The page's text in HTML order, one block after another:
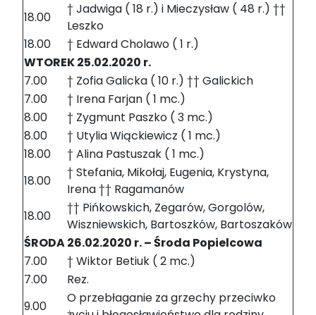
18.00
† Jadwiga ( 18 r.) i Mieczysław ( 48 r.) ††
Leszko
18.00
† Edward Cholawo ( 1 r.)
WTOREK 25.02.2020 r.
7.00
† Zofia Galicka ( 10 r.) †† Galickich
7.00
† Irena Farjan ( 1 mc.)
8.00
† Zygmunt Paszko ( 3 mc.)
8.00
† Utylia Wiąckiewicz ( 1 mc.)
18.00
† Alina Pastuszak ( 1 mc.)
18.00
† Stefania, Mikołaj, Eugenia, Krystyna,
Irena †† Ragamanów
18.00
†† Pińkowskich, Zegarów, Gorgolów,
Wiszniewskich, Bartoszków, Bartoszaków
ŚRODA 26.02.2020 r. – Środa Popielcowa
7.00
† Wiktor Betiuk ( 2 mc.)
7.00
Rez.
9.00
O przebłaganie za grzechy przeciwko